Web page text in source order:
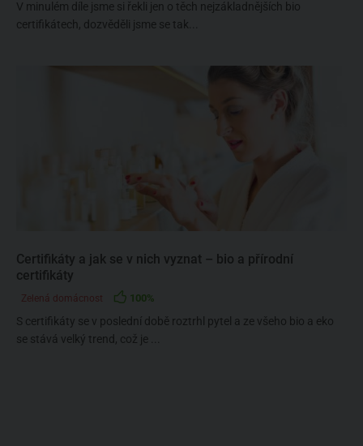
V minulém díle jsme si řekli jen o těch nejzákladnějších bio
certifikátech, dozvěděli jsme se tak...
Certifikáty a jak se v nich vyznat – bio a přírodní
certifikáty
Zelená domácnost 100%
S certifikáty se v poslední době roztrhl pytel a ze všeho bio a eko
se stává velký trend, což je ...